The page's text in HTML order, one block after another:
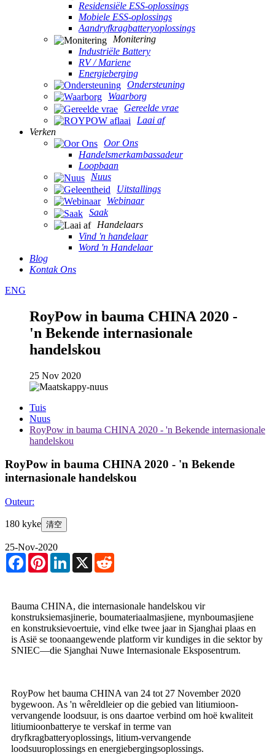
Residensiële ESS-oplossings
Mobiele ESS-oplossings
Aandryfkragbatteryoplossings
Monitering
Industriële Battery
RV / Mariene
Energieberging
Ondersteuning
Waarborg
Gereelde vrae
Laai af
Verken
Oor Ons
Handelsmerkambassadeur
Loopbaan
Nuus
Uitstallings
Webinaar
Saak
Handelaars
Vind 'n handelaar
Word 'n Handelaar
Blog
Kontak Ons
ENG
RoyPow in bauma CHINA 2020 -
'n Bekende internasionale
handelskou
25 Nov 2020
Tuis
Nuus
RoyPow in bauma CHINA 2020 - 'n Bekende internasionale
handelskou
RoyPow in bauma CHINA 2020 - 'n Bekende
internasionale handelskou
Outeur:
180 kyke 清空
25-Nov-2020
FacebookPinterestLinkedIn
X
Bauma CHINA, die internasionale handelskou vir
konstruksiemasjinerie, boumateriaalmasjiene, mynboumasjiene
en konstruksievoertuie, vind elke twee jaar in Sjanghai plaas en
is Asië se toonaangewende platform vir kundiges in die sektor by
SNIEC—die Sjanghai Nuwe Internasionale Eksposentrum.
RoyPow het bauma CHINA van 24 tot 27 November 2020
bygewoon. As 'n wêreldleier op die gebied van litiumioon-
vervangende loodsuur, is ons daartoe verbind om hoë kwaliteit
litiumioonbatterye te verskaf in terme van
dryfkragbatteryoplossings, litium-vervangende
loodsuuroplossings en energiebergingsoplossings.